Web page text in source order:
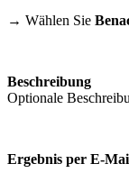
→ Wählen Sie
Beschreibung
Optionale
Ergebnis per E-